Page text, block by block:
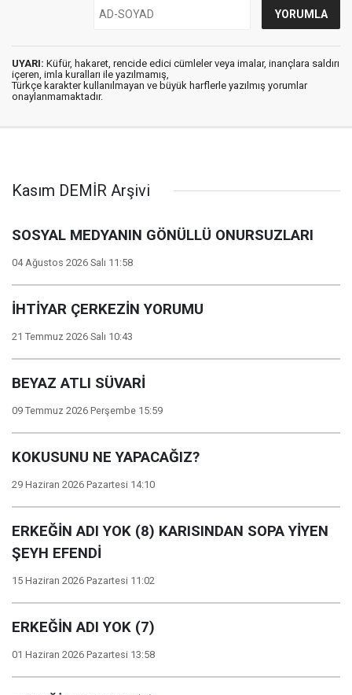
UYARI: Küfür, hakaret, rencide edici cümleler veya imalar, inançlara saldırı
içeren, imla kuralları ile yazılmamış,
Türkçe karakter kullanılmayan ve büyük harflerle yazılmış yorumlar
onaylanmamaktadır.
Kasım DEMİR Arşivi
SOSYAL MEDYANIN GÖNÜLLÜ ONURSUZLARI
04 Ağustos 2026 Salı 11:58
İHTİYAR ÇER­KEZİN YO­RU­MU
21 Temmuz 2026 Salı 10:43
BEYAZ ATLI SÜVARİ
09 Temmuz 2026 Perşembe 15:59
KOKUSUNU NE YAPACAĞIZ?
29 Haziran 2026 Pazartesi 14:10
ERKEĞİN ADI YOK (8) KARISINDAN SOPA YİYEN
ŞEYH EFENDİ
15 Haziran 2026 Pazartesi 11:02
ERKEĞİN ADI YOK (7)
01 Haziran 2026 Pazartesi 13:58